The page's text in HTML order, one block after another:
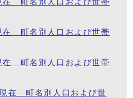
在 町名別人口および世帯
在 町名別人口および世帯
在 町名別人口および世帯
在 町名別人口および世